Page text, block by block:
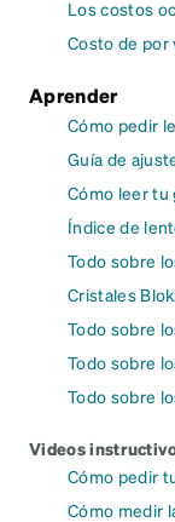
Los costos
Costo de por
Aprender
Cómo pedir
Guía de
Cómo leer tu
Índice de
Todo sobre
Cristales
Todo sobre
Todo sobre
Todo sobre
Videos
Cómo pedir
Cómo medir